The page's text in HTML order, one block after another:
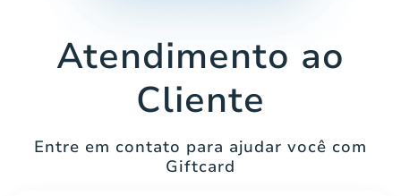
Atendimento ao
Cliente
Entre em contato para ajudar você com
Giftcard